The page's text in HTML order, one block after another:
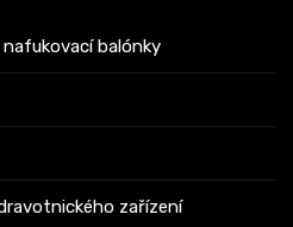
balónky
zařízení